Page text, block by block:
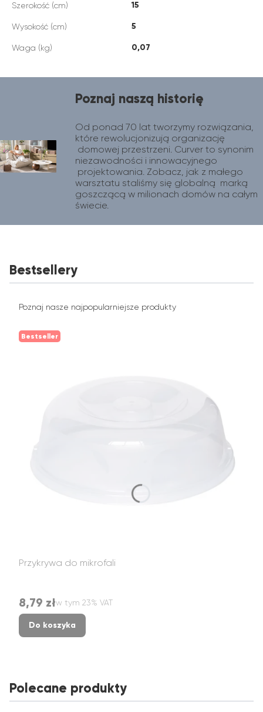
Szerokość (cm) 15
Wysokość (cm) 5
Waga (kg) 0,07
Poznaj naszą historię
Od ponad 70 lat tworzymy rozwiązania,
które rewolucjonizują organizację
domowej przestrzeni. Curver to synonim
niezawodności i innowacyjnego
projektowania. Zobacz, jak z małego
warsztatu staliśmy się globalną  marką
goszczącą w milionach domów na całym
świecie.
Bestsellery
Poznaj nasze najpopularniejsze produkty
Bestseller
Przykrywa do mikrofali
Cena brutto
8,79 złw tym %s VAT
w tym 23% VAT
Do koszyka
Polecane produkty